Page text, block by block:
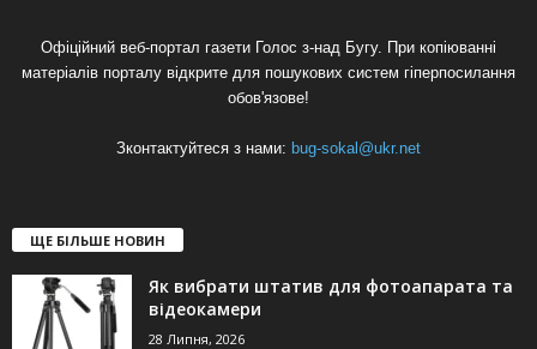
Офіційний веб-портал газети Голос з-над Бугу. При копіюванні
матеріалів порталу відкрите для пошукових систем гіперпосилання
обов'язове!
Зконтактуйтеся з нами: bug-sokal@ukr.net
ЩЕ БІЛЬШЕ НОВИН
Як вибрати штатив для фотоапарата та
відеокамери
28 Липня, 2026